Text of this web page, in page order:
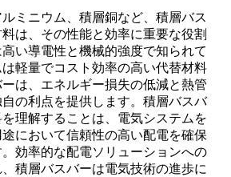
ミニウム、積層銅など、積層バス
は、その性能と効率に重要な役割
い導電性と機械的強度で知られて
軽量でコスト効率の高い代替材料
は、エネルギー損失の低減と熱管
の利点を提供します。積層バスバ
理解することは、電気システムを
において信頼性の高い配電を確保
効率的な配電ソリューションへの
積層バスバーは電気技術の進歩に